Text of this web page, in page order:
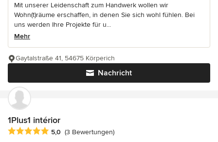
Mit unserer Leidenschaft zum Handwerk wollen wir
Wohn(t)räume erschaffen, in denen Sie sich wohl fühlen. Bei
uns werden Ihre Projekte für u...
Mehr
Nachricht
Gaytalstraße 41, 54675 Körperich
1Plus1 intérior
Durchschnittliche Bewertung: 5 von 5 Sternen
5,0 (3 Bewertungen)